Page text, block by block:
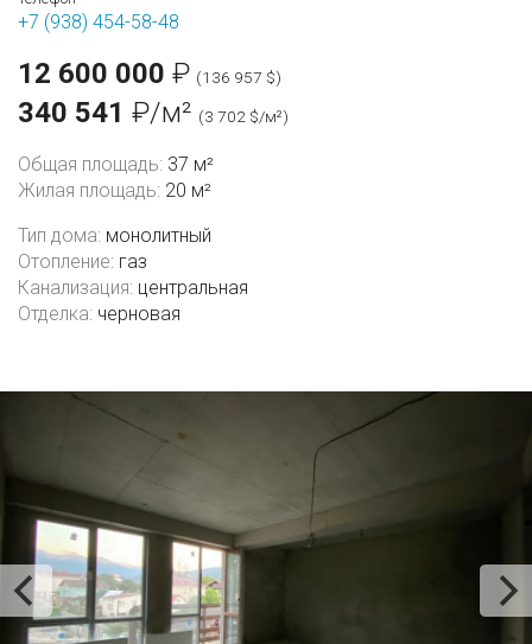
+7 (938) 454-58-48
12 600 000 ₽ (136 957 $)
340 541 ₽/м² (3 702 $/м²)
Общая площадь: 37 м²
Жилая площадь: 20 м²
Тип дома: монолитный
Отопление: газ
Канализация: центральная
Отделка: черновая